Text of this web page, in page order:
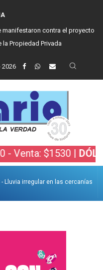
contra el proyecto
Propiedad Privada
2026
$1530 | DÓLAR
- Lluvia irregular en las cercanías